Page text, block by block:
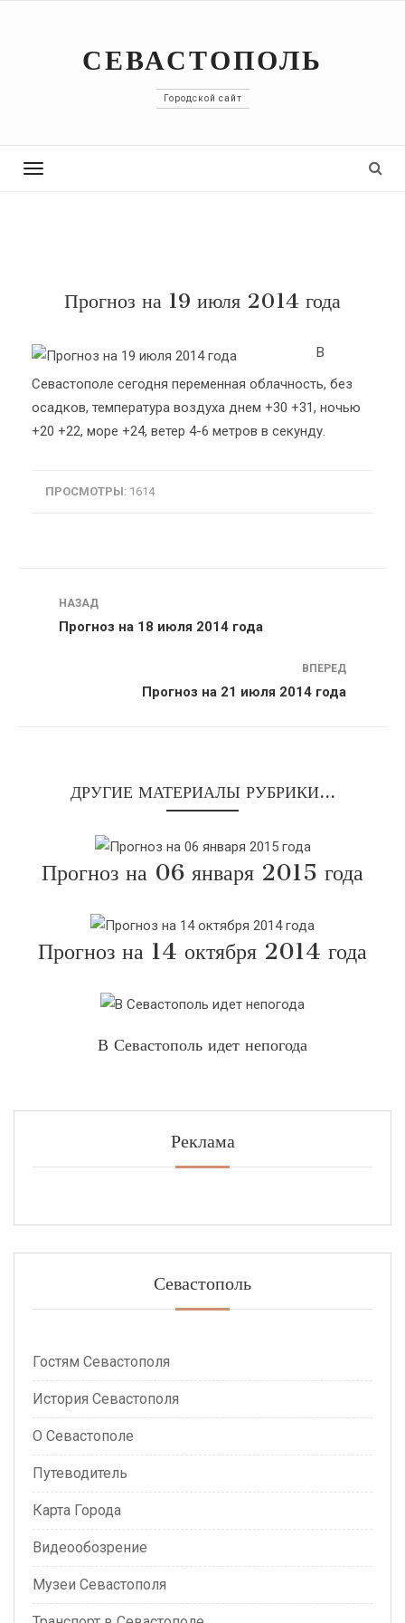
СЕВАСТОПОЛЬ
Городской сайт
Toggle
Прогноз на 19 июля 2014 года
В
Севастополе сегодня переменная облачность, без
осадков, температура воздуха днем +30 +31, ночью
+20 +22, море +24, ветер 4-6 метров в секунду.
ПРОСМОТРЫ: 1614
Навигация
НАЗАД
Прогноз на 18 июля 2014 года
ВПЕРЕД
Прогноз на 21 июля 2014 года
ДРУГИЕ МАТЕРИАЛЫ РУБРИКИ...
Прогноз на 06 января 2015 года
Прогноз на 14 октября 2014 года
В Севастополь идет непогода
Реклама
Севастополь
Гостям Севастополя
История Севастополя
О Севастополе
Путеводитель
Карта Города
Видеообозрение
Музеи Севастополя